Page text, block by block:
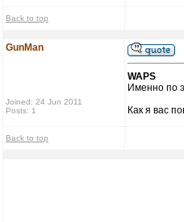
Back to top
GunMan
Joined: 24 Jun 2011
Posts: 1
WAPS
Именно по
Как я вас
Back to top